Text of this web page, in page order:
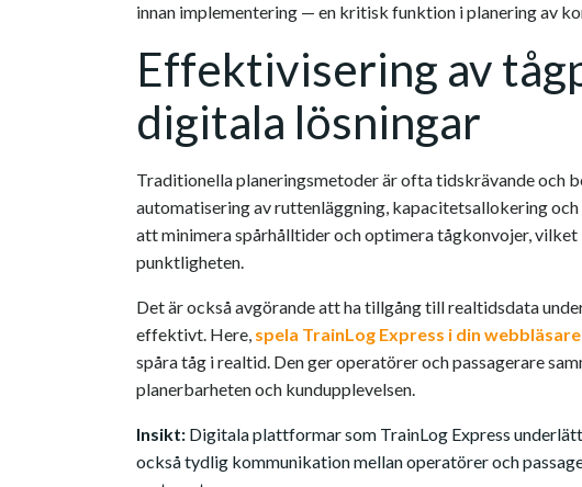
innan implementering — en kritisk funktion i planering av
Effektivisering av
digitala lösningar
Traditionella planeringsmetoder är ofta tidskrävande och
automatisering av ruttenläggning, kapacitetsallokering
att minimera spårhålltider och optimera tågkonvojer,
punktligheten.
Det är också avgörande att ha tillgång till realtidsdata
effektivt. Here, spela TrainLog Express i din webbläsare
spåra tåg i realtid. Den ger operatörer och passagerare
planerbarheten och kundupplevelsen.
Insikt: Digitala plattformar som TrainLog Express
också tydlig kommunikation mellan operatörer och